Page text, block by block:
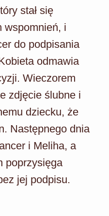
stał się
wspomnień, i
do podpisania
odmawia
Wieczorem
zdjęcie ślubne i
dziecku, że
Następnego dnia
i Meliha, a
poprzysięga
jej podpisu.